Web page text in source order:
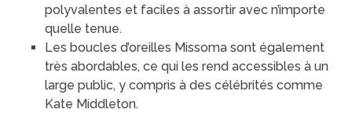
polyvalentes et faciles à assortir avec n’importe
quelle tenue.
Les boucles d’oreilles Missoma sont également
très abordables, ce qui les rend accessibles à un
large public, y compris à des célébrités comme
Kate Middleton.